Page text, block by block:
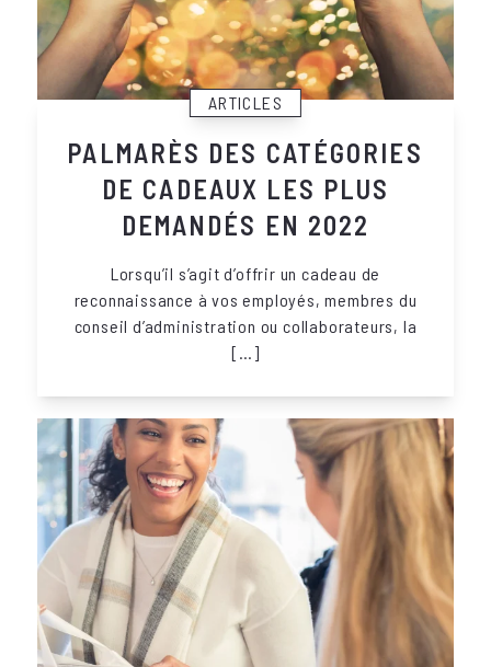
ARTICLES
PALMARÈS DES CATÉGORIES
DE CADEAUX LES PLUS
DEMANDÉS EN 2022
Lorsqu’il s’agit d’offrir un cadeau de
reconnaissance à vos employés, membres du
conseil d’administration ou collaborateurs, la
[…]